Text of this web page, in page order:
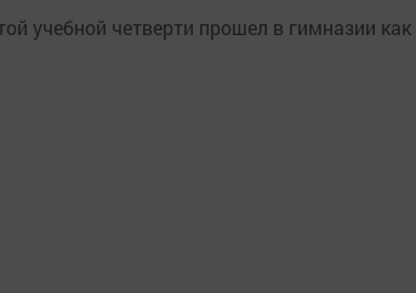
учебной четверти прошел в гимна­зии